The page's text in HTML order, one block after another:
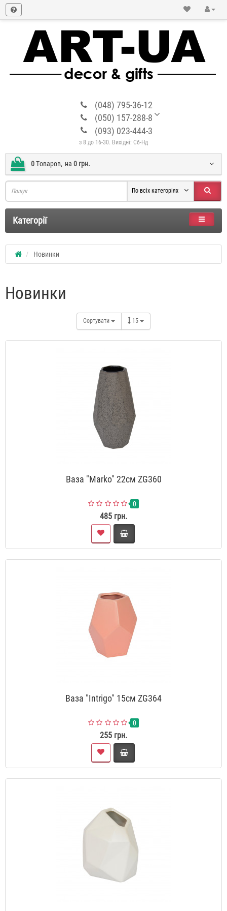
(048) 795-36-12
(050) 157-288-8
(093) 023-444-3
з 8 до 16-30. Вихідні: Сб-Нд
0Tоваров, на 0 грн.
По всіх категоріях
Категорії
Новинки
Новинки
Сортувати 15
Ваза "Marko" 22см ZG360
0
485 грн.
Ваза "Intrigo" 15см ZG364
0
255 грн.